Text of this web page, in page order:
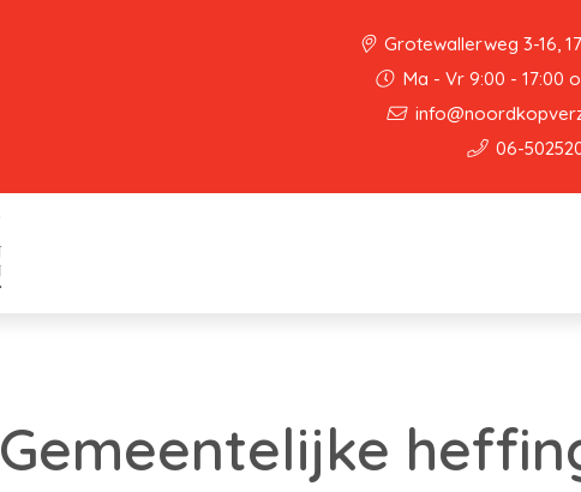
Grotewallerweg 3-16,
Ma - Vr 9:00 - 17:00
06-
Gemeentelijke